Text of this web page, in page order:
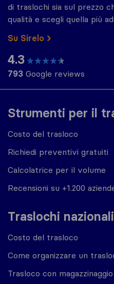
Strumenti per il
Costo del trasloco
Richiedi preventivi gratuiti
Calcolatrice per il volume
Recensioni su +1.200
Traslochi nazionali
Costo del trasloco
Come organizzare un
Trasloco con magazzinaggio
di traslochi sia sul prezzo
qualità e scegli quella più
Su Sirelo
4.3
793 Google reviews